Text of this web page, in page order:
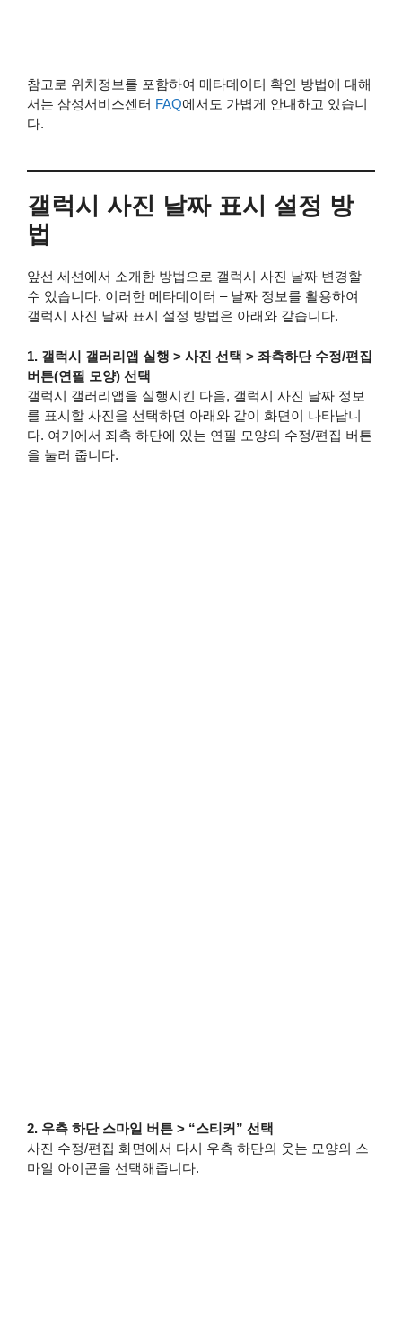
참고로 위치정보를 포함하여 메타데이터 확인 방법에 대해
서는 삼성서비스센터 FAQ에서도 가볍게 안내하고 있습니
다.
갤럭시 사진 날짜 표시 설정 방
법
앞선 세션에서 소개한 방법으로 갤럭시 사진 날짜 변경할
수 있습니다. 이러한 메타데이터 – 날짜 정보를 활용하여
갤럭시 사진 날짜 표시 설정 방법은 아래와 같습니다.
1. 갤럭시 갤러리앱 실행 > 사진 선택 > 좌측하단 수정/편집
버튼(연필 모양) 선택
갤럭시 갤러리앱을 실행시킨 다음, 갤럭시 사진 날짜 정보
를 표시할 사진을 선택하면 아래와 같이 화면이 나타납니
다. 여기에서 좌측 하단에 있는 연필 모양의 수정/편집 버튼
을 눌러 줍니다.
2. 우측 하단 스마일 버튼 > “스티커” 선택
사진 수정/편집 화면에서 다시 우측 하단의 웃는 모양의 스
마일 아이콘을 선택해줍니다.